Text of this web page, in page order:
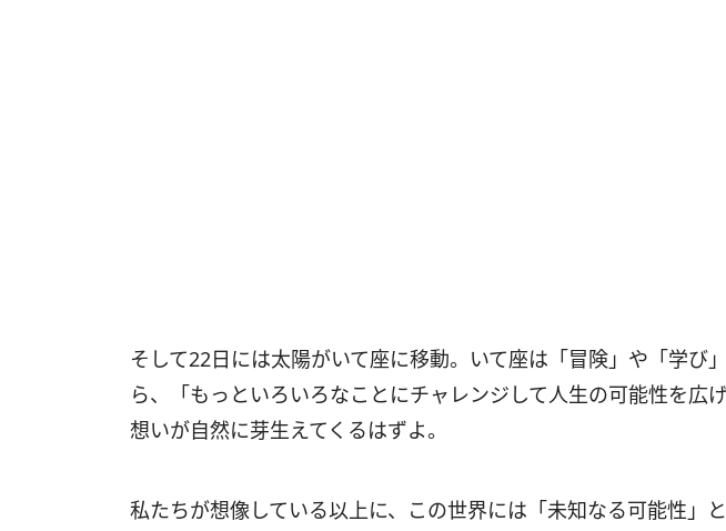
そして22日には太陽がいて座に移動。いて座は「冒険」や「学び
ら、「もっといろいろなことにチャレンジして人生の可能性を広
想いが自然に芽生えてくるはずよ。
私たちが想像している以上に、この世界には「未知なる可能性」